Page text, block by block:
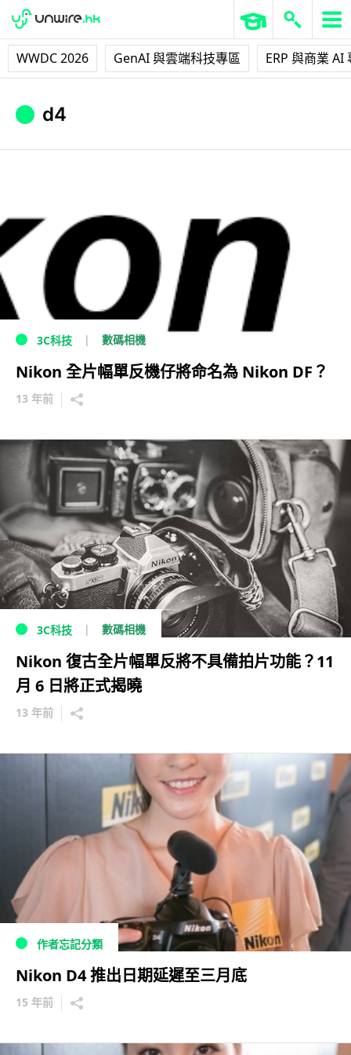
WWDC 2026 GenAI 與雲端科技專區 ERP 與商業 AI
d4
3C科技 數碼相機
Nikon 全片幅單反機仔將命名為 Nikon DF？
13 年前
3C科技 數碼相機
Nikon 復古全片幅單反將不具備拍片功能？11
月 6 日將正式揭曉
13 年前
作者忘記分類
Nikon D4 推出日期延遲至三月底
15 年前